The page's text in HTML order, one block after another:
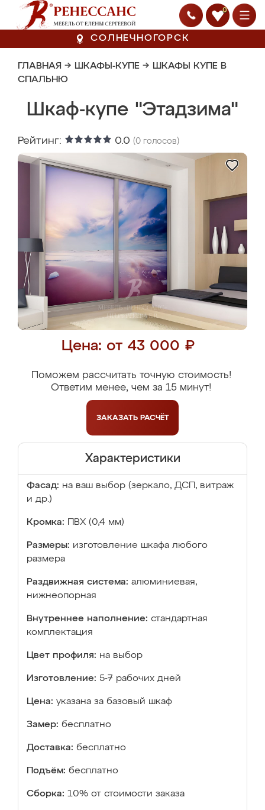
0
СОЛНЕЧНОГОРСК
ГЛАВНАЯ → ШКАФЫ-КУПЕ → ШКАФЫ КУПЕ В
СПАЛЬНЮ
Шкаф-купе "Этадзима"
Рейтинг: 0.0 (0 голосов)
Цена: от 43 000 ₽
Поможем рассчитать точную стоимость!
Ответим менее, чем за 15 минут!
ЗАКАЗАТЬ РАСЧЁТ
Характеристики
Фасад: на ваш выбор (зеркало, ДСП, витраж
и др.)
Кромка: ПВХ (0,4 мм)
Размеры: изготовление шкафа любого
размера
Раздвижная система: алюминиевая,
нижнеопорная
Внутреннее наполнение: стандартная
комплектация
Цвет профиля: на выбор
Изготовление: 5-7 рабочих дней
Цена: указана за базовый шкаф
Замер: бесплатно
Доставка: бесплатно
Подъём: бесплатно
Сборка: 10% от стоимости заказа